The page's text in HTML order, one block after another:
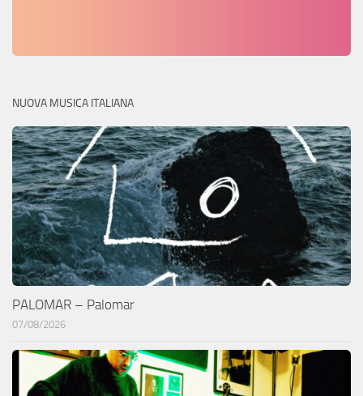
NUOVA MUSICA ITALIANA
PALOMAR – Palomar
07/08/2026